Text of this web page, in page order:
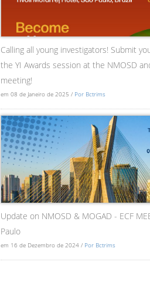
Calling all young investigators! Submit
the YI Awards session at the NMOSD
meeting!
em 08 de Janeiro de 2025 / Por Bctrims
Update on NMOSD & MOGAD - ECF
Paulo
em 16 de Dezembro de 2024 / Por Bctrims